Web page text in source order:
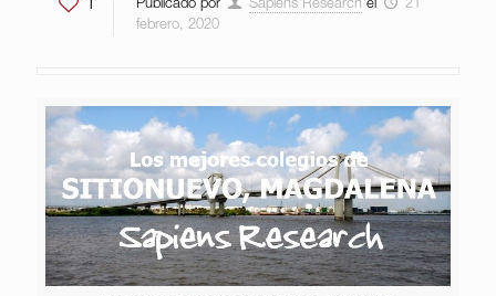
1 Publicado por Sapiens Research el
21
febrero, 2020